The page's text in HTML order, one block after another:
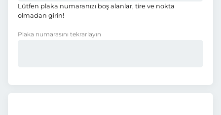
Lütfen plaka numaranızı boş alanlar, tire ve nokta
olmadan girin!
Plaka numarasını tekrarlayın